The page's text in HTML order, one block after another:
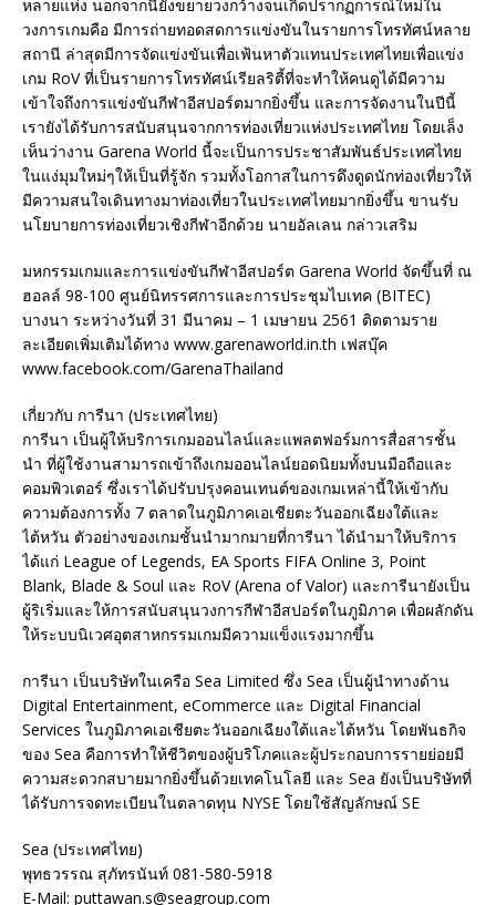
หลายแห่ง นอกจากนี้ยังขยายวงกว้างจนเกิดปรากฏการณ์ใหม่ใน
วงการเกมคือ มีการถ่ายทอดสดการแข่งขันในรายการโทรทัศน์หลาย
สถานี ล่าสุดมีการจัดแข่งขันเพื่อเฟ้นหาตัวแทนประเทศไทยเพื่อแข่ง
เกม RoV ที่เป็นรายการโทรทัศน์เรียลริตี้ที่จะทำให้คนดูได้มีความ
เข้าใจถึงการแข่งขันกีฬาอีสปอร์ตมากยิ่งขึ้น และการจัดงานในปีนี้
เรายังได้รับการสนับสนุนจากการท่องเที่ยวแห่งประเทศไทย โดยเล็ง
เห็นว่างาน Garena World นี้จะเป็นการประชาสัมพันธ์ประเทศไทย
ในแง่มุมใหม่ๆให้เป็นที่รู้จัก รวมทั้งโอกาสในการดึงดูดนักท่องเที่ยวให้
มีความสนใจเดินทางมาท่องเที่ยวในประเทศไทยมากยิ่งขึ้น ขานรับ
นโยบายการท่องเที่ยวเชิงกีฬาอีกด้วย นายอัลเลน กล่าวเสริม
มหกรรมเกมและการแข่งขันกีฬาอีสปอร์ต Garena World จัดขึ้นที่ ณ
ฮอลล์ 98-100 ศูนย์นิทรรศการและการประชุมไบเทค (BITEC)
บางนา ระหว่างวันที่ 31 มีนาคม – 1 เมษายน 2561 ติดตามราย
ละเอียดเพิ่มเติมได้ทาง www.garenaworld.in.th เฟสบุ๊ค
www.facebook.com/GarenaThailand
เกี่ยวกับ การีนา (ประเทศไทย)
การีนา เป็นผู้ให้บริการเกมออนไลน์และแพลตฟอร์มการสื่อสารชั้น
นำ ที่ผู้ใช้งานสามารถเข้าถึงเกมออนไลน์ยอดนิยมทั้งบนมือถือและ
คอมพิวเตอร์ ซึ่งเราได้ปรับปรุงคอนเทนต์ของเกมเหล่านี้ให้เข้ากับ
ความต้องการทั้ง 7 ตลาดในภูมิภาคเอเชียตะวันออกเฉียงใต้และ
ไต้หวัน ตัวอย่างของเกมชั้นนำมากมายที่การีนา ได้นำมาให้บริการ
ได้แก่ League of Legends, EA Sports FIFA Online 3, Point
Blank, Blade & Soul และ RoV (Arena of Valor) และการีนายังเป็น
ผู้ริเริ่มและให้การสนับสนุนวงการกีฬาอีสปอร์ตในภูมิภาค เพื่อผลักดัน
ให้ระบบนิเวศอุตสาหกรรมเกมมีความแข็งแรงมากขึ้น
การีนา เป็นบริษัทในเครือ Sea Limited ซึ่ง Sea เป็นผู้นำทางด้าน
Digital Entertainment, eCommerce และ Digital Financial
Services ในภูมิภาคเอเชียตะวันออกเฉียงใต้และไต้หวัน โดยพันธกิจ
ของ Sea คือการทำให้ชีวิตของผู้บริโภคและผู้ประกอบการรายย่อยมี
ความสะดวกสบายมากยิ่งขึ้นด้วยเทคโนโลยี และ Sea ยังเป็นบริษัทที่
ได้รับการจดทะเบียนในตลาดทุน NYSE โดยใช้สัญลักษณ์ SE
Sea (ประเทศไทย)
พุทธวรรณ สุภัทรนันท์ 081-580-5918
E-Mail: puttawan.s@seagroup.com